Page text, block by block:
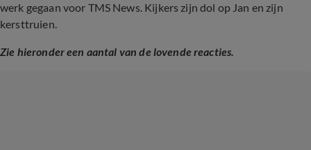
werk gegaan voor TMS News. Kijkers zijn dol op Jan en zijn
kersttruien.
Zie hieronder een aantal van de lovende reacties.